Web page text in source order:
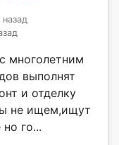
многолетним
выполнят
и отделку
не ищем,ищут
го...